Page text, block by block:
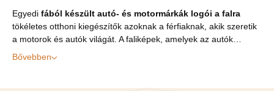
Egyedi fából készült autó- és motormárkák logói a falra
tökéletes otthoni kiegészítők azoknak a férfiaknak, akik szeretik
a motorok és autók világát. A faliképek, amelyek az autók…
Bővebben